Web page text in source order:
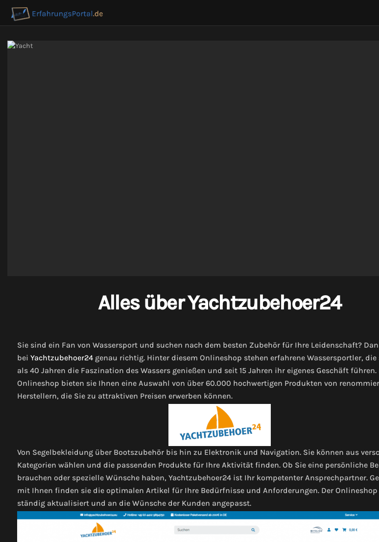
Alles über Yachtzubehoer24
Sie sind ein Fan von Wassersport und suchen nach dem besten Zubehör für Ihre Leidenschaft?
bei Yachtzubehoer24 genau richtig. Hinter diesem Onlineshop stehen erfahrene Wassersportler,
als 40 Jahren die Faszination des Wassers genießen und seit 15 Jahren ihr eigenes Geschäft
Onlineshop bieten sie Ihnen eine Auswahl von über 60.000 hochwertigen Produkten von
Herstellern, die Sie zu attraktiven Preisen erwerben können.
Von Segelbekleidung über Bootszubehör bis hin zu Elektronik und Navigation. Sie können aus
Kategorien wählen und die passenden Produkte für Ihre Aktivität finden. Ob Sie eine persönliche
brauchen oder spezielle Wünsche haben, Yachtzubehoer24 ist Ihr kompetenter Ansprechpartner.
mit Ihnen finden sie die optimalen Artikel für Ihre Bedürfnisse und Anforderungen. Der Onlineshop
ständig aktualisiert und an die Wünsche der Kunden angepasst.